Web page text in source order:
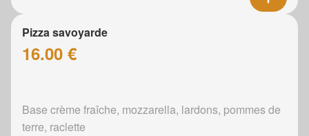
Pizza savoyarde
16.00 €
Base crème fraîche, mozzarella, lardons, pommes de
terre, raclette